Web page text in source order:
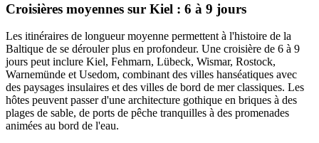
Croisières moyennes sur Kiel : 6 à 9 jours
Les itinéraires de longueur moyenne permettent à l'histoire de la
Baltique de se dérouler plus en profondeur. Une croisière de 6 à 9
jours peut inclure Kiel, Fehmarn, Lübeck, Wismar, Rostock,
Warnemünde et Usedom, combinant des villes hanséatiques avec
des paysages insulaires et des villes de bord de mer classiques. Les
hôtes peuvent passer d'une architecture gothique en briques à des
plages de sable, de ports de pêche tranquilles à des promenades
animées au bord de l'eau.